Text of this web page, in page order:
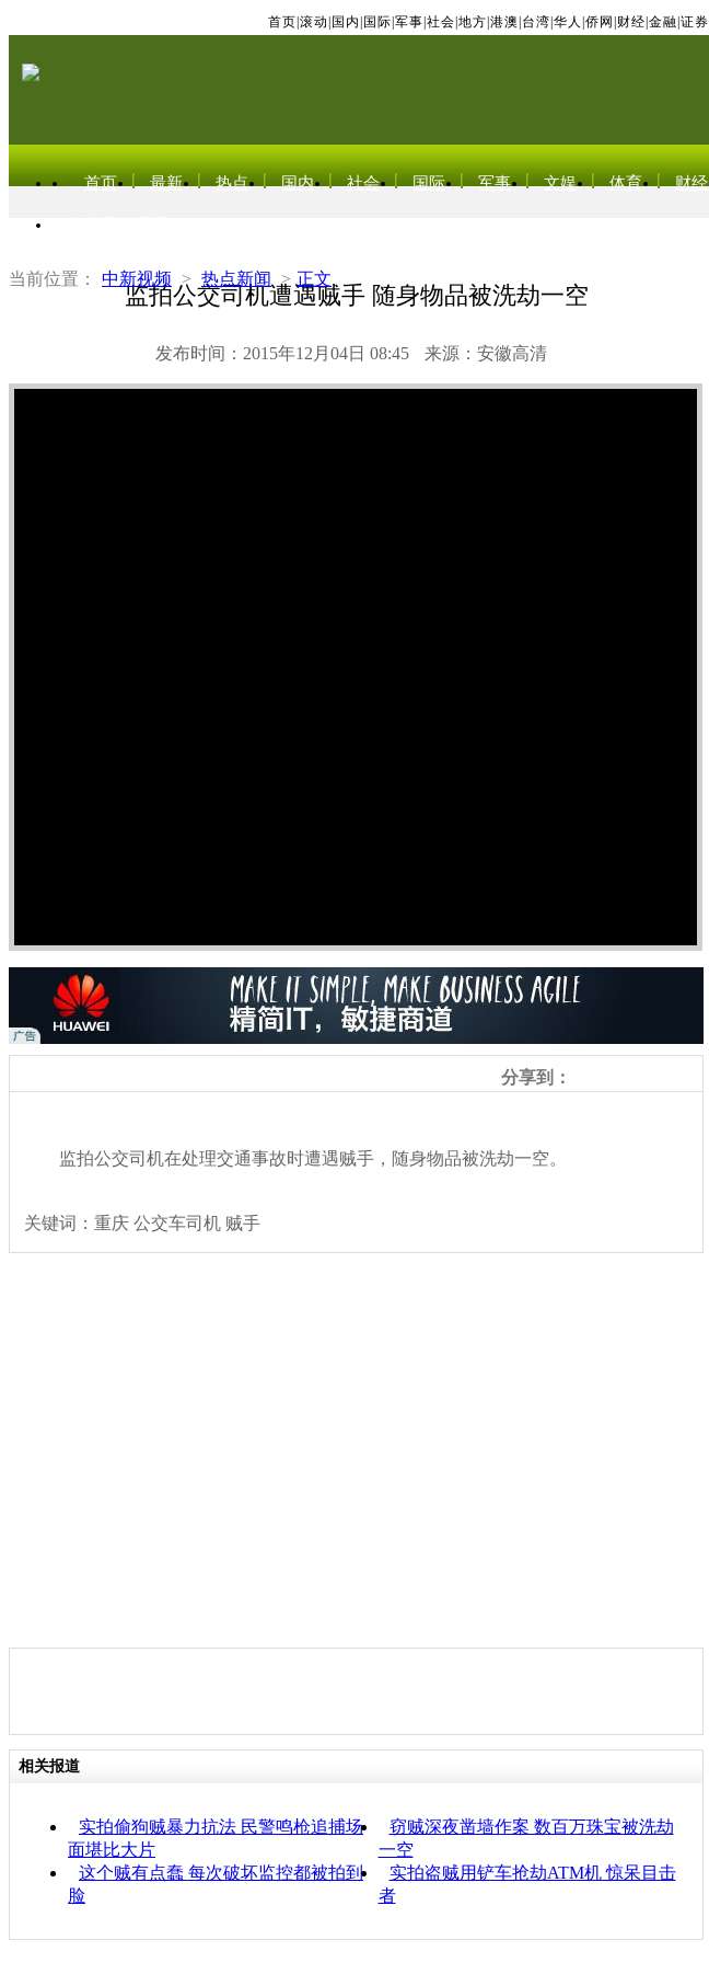
首页 滚动 国内 国际 军事 社会 地方 港澳 台湾 华人 侨网 财经 金融 证券
首页 最新 热点 国内 社会 国际 军事 文娱 体育 财经
当前位置： 中新视频 > 热点新闻 > 正文
监拍公交司机遭遇贼手 随身物品被洗劫一空
发布时间：2015年12月04日 08:45 来源：安徽高清
分享到：
监拍公交司机在处理交通事故时遭遇贼手，随身物品被洗劫一空。
关键词：重庆 公交车司机 贼手
相关报道
实拍偷狗贼暴力抗法 民警鸣枪追捕场
面堪比大片
窃贼深夜凿墙作案 数百万珠宝被洗劫
一空
这个贼有点蠢 每次破坏监控都被拍到
脸
实拍盗贼用铲车抢劫ATM机 惊呆目击
者